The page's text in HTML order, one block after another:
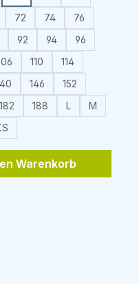
72 74
76
92 94
96
110
114
146
152
182 188 L
M
den
Warenkorb